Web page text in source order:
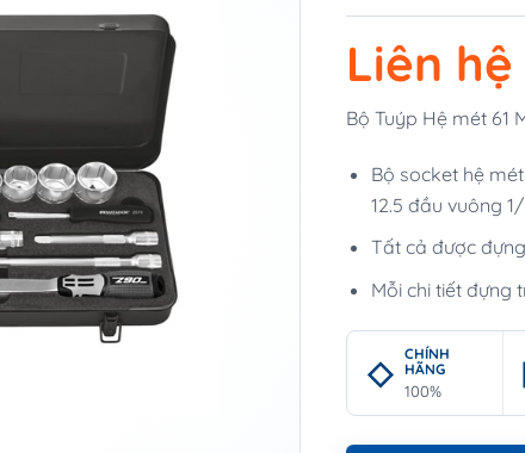
Liên hệ
Bộ Tuýp Hệ mét 61
Bộ socket hệ
12.5 đầu vuông
Tất cả được
Mỗi chi tiết đựng
CHÍNH
HÃNG
100%